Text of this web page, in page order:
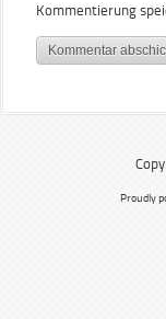
Kommentierung
Proudly